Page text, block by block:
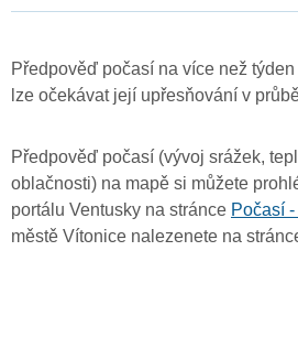
Předpověď počasí na více než
lze očekávat její upřesňování v
Předpověď počasí (vývoj srážek,
oblačnosti) na mapě si můžete
portálu Ventusky na stránce Počasí
městě Vítonice nalezenete na